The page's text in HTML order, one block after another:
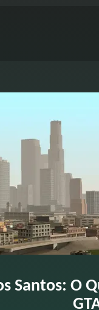
Santos: O